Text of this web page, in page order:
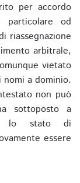
per accordo
od
riassegnazione
arbitrale,
vietato
a dominio.
non può
sottoposto a
lo stato di
essere